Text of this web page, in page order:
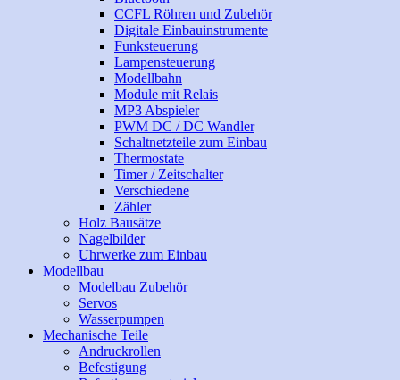
CCFL Röhren und Zubehör
Digitale Einbauinstrumente
Funksteuerung
Lampensteuerung
Modellbahn
Module mit Relais
MP3 Abspieler
PWM DC / DC Wandler
Schaltnetzteile zum Einbau
Thermostate
Timer / Zeitschalter
Verschiedene
Zähler
Holz Bausätze
Nagelbilder
Uhrwerke zum Einbau
Modellbau
Modelbau Zubehör
Servos
Wasserpumpen
Mechanische Teile
Andruckrollen
Befestigung